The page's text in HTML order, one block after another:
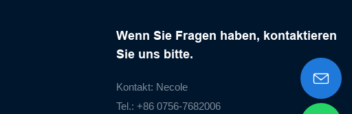
Wenn Sie Fragen haben, kontaktieren
Sie uns bitte.
Kontakt: Necole
Tel.: +86 0756-7682006